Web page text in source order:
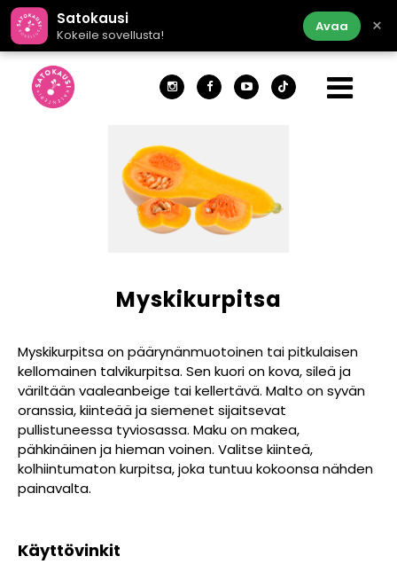
Satokausi
Kokeile sovellusta!
Avaa ×
Myskikurpitsa
Myskikurpitsa on päärynänmuotoinen tai pitkulaisen
kellomainen talvikurpitsa. Sen kuori on kova, sileä ja
väriltään vaaleanbeige tai kellertävä. Malto on syvän
oranssia, kiinteää ja siemenet sijaitsevat
pullistuneessa tyviosassa. Maku on makea,
pähkinäinen ja hieman voinen. Valitse kiinteä,
kolhiintumaton kurpitsa, joka tuntuu kokoonsa nähden
painavalta.
Käyttövinkit